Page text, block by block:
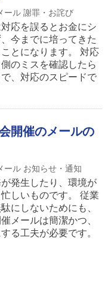
ール 謝罪・お詫び
応を誤るとお金にシ
今までに培ってきた
とになります。 対応
のミスを確認したら
、対応のスピードで
開催のメールの
ール お知らせ・通知
発生したり、環境が
しいものです。 従業
にしないためにも、
メールは簡潔かつ、
る工夫が必要です。